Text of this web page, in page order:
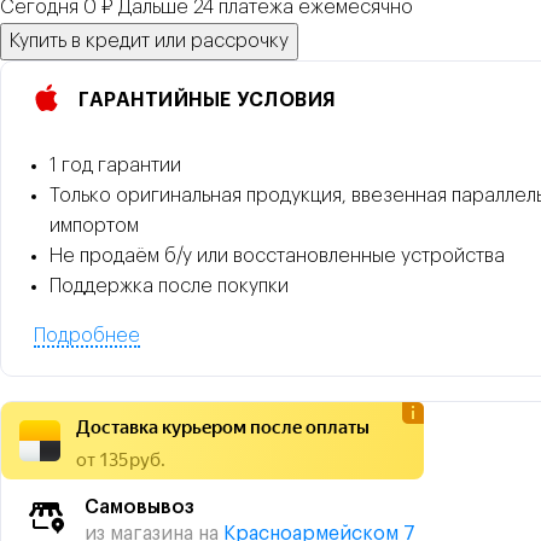
Сегодня 0 ₽ Дальше 24 платежа ежемесячно
Купить в кредит или рассрочку
ГАРАНТИЙНЫЕ УСЛОВИЯ
1 год гарантии
Только оригинальная продукция, ввезенная
импортом
Не продаём б/у или восстановленные устройства
Поддержка после покупки
Подробнее
Доставка курьером после оплаты
от 135 руб.
Самовывоз
из магазина на Красноармейском 7